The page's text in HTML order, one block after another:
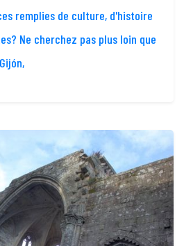
remplies de culture, d'histoire
Ne cherchez pas plus loin que